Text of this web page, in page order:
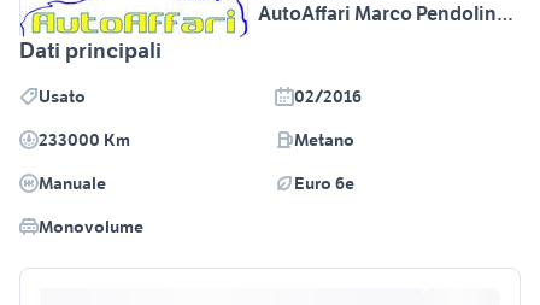
AutoAffari Marco Pendolino SS115 km233 Licata (AG)
Dati principali
Usato
02/2016
233000 Km
Metano
Manuale
Euro 6e
Monovolume